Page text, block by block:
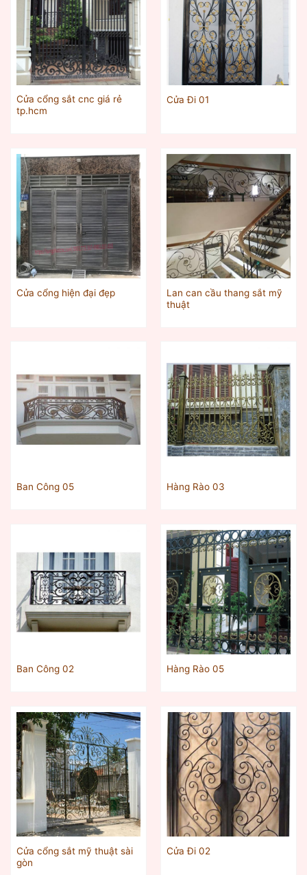
Cửa cổng sắt cnc giá rẻ
tp.hcm
Cửa Đi 01
Cửa cổng hiện đại đẹp
Lan can cầu thang sắt mỹ
thuật
Ban Công 05 Hàng Rào 03
Ban Công 02 Hàng Rào 05
Cửa cổng sắt mỹ thuật sài
gòn
Cửa Đi 02